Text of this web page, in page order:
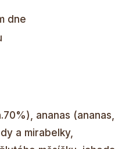
dne
ananas (ananas,
a mirabelky,